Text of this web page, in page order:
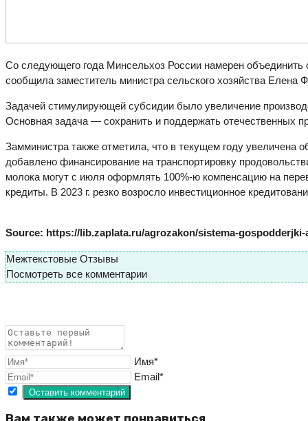
Со следующего года Минсельхоз России намерен
сообщила заместитель министра сельского хозяйства
Задачей стимулирующей субсидии было увеличение
Основная задача — сохранить и поддержать отечественных
Замминистра также отметила, что в текущем году
добавлено финансирование на транспортировку
молока могут с июля оформлять 100%-ю компенсацию на
кредиты. В 2023 г. резко возросло инвестиционное
Source: https://lib.zaplata.ru/agrozakon/sistema-
Межтекстовые Отзывы
Посмотреть все комментарии
Имя*
Email*
Вам также может понравиться